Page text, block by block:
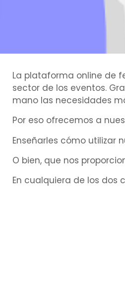
La plataforma online de
sector de los eventos.
mano las necesidades
Por eso ofrecemos a
Enseñarles cómo utilizar
O bien, que nos
En cualquiera de los dos